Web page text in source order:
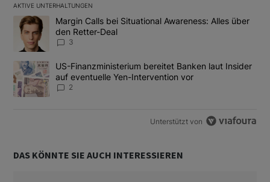
AKTIVE UNTERHALTUNGEN
Das Folgende ist eine Liste der am meisten kommentierten
Ein Trendartikel mit dem Titel "Margin Calls bei Situational
Margin Calls bei Situational Awareness: Alles über
den Retter-Deal
3
Ein Trendartikel mit dem Titel "US-Finanzministerium bereitet
US-Finanzministerium bereitet Banken laut Insider
auf eventuelle Yen-Intervention vor
2
Unterstützt von
DAS KÖNNTE SIE AUCH INTERESSIEREN